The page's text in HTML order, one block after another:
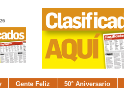
Gente Feliz 50° Aniversario